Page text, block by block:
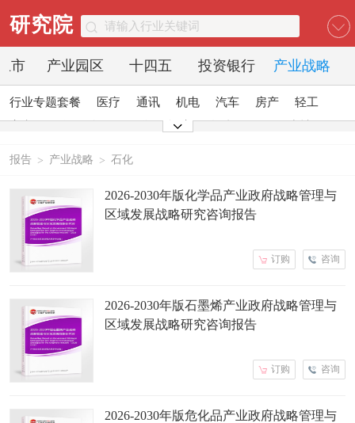
研究院
市 产业园区 十四五 投资银行 产业战略
行业专题套餐 医疗 通讯 机电 汽车 房产
轻工
酒店
报告 > 产业战略 > 石化
2026-2030年版化学品产业政府战略管理与
区域发展战略研究咨询报告
咨询
订购
2026-2030年版石墨烯产业政府战略管理与
区域发展战略研究咨询报告
咨询
订购
2026-2030年版危化品产业政府战略管理与